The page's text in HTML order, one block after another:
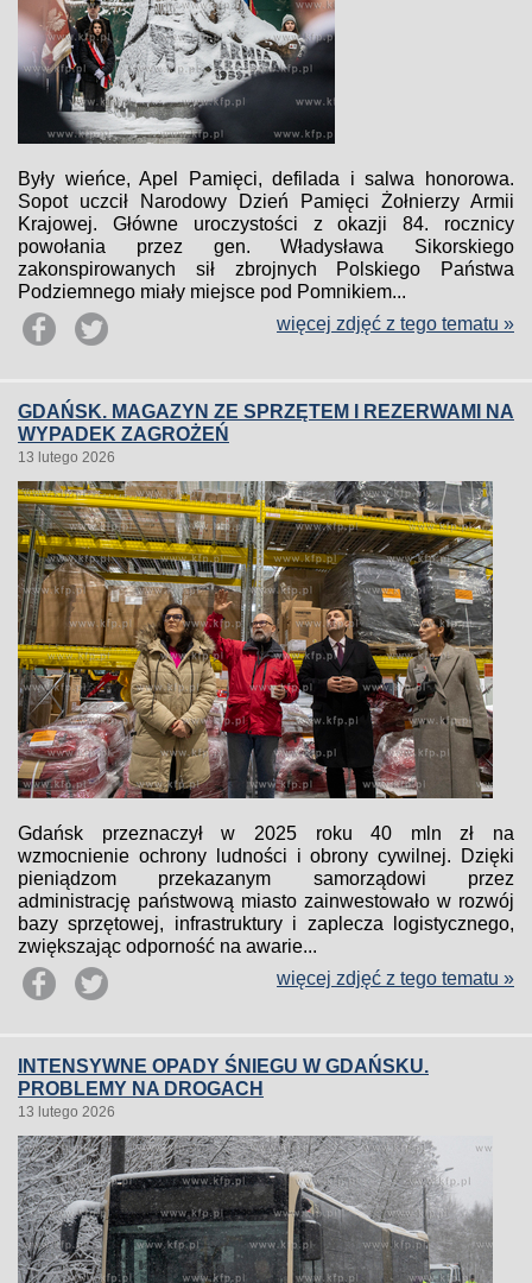
Były wieńce, Apel Pamięci, defilada i salwa honorowa.
Sopot uczcił Narodowy Dzień Pamięci Żołnierzy Armii
Krajowej. Główne uroczystości z okazji 84. rocznicy
powołania przez gen. Władysława Sikorskiego
zakonspirowanych sił zbrojnych Polskiego Państwa
Podziemnego miały miejsce pod Pomnikiem...
więcej zdjęć z tego tematu »
GDAŃSK. MAGAZYN ZE SPRZĘTEM I REZERWAMI NA
WYPADEK ZAGROŻEŃ
13 lutego 2026
Gdańsk przeznaczył w 2025 roku 40 mln zł na
wzmocnienie ochrony ludności i obrony cywilnej. Dzięki
pieniądzom przekazanym samorządowi przez
administrację państwową miasto zainwestowało w rozwój
bazy sprzętowej, infrastruktury i zaplecza logistycznego,
zwiększając odporność na awarie...
więcej zdjęć z tego tematu »
INTENSYWNE OPADY ŚNIEGU W GDAŃSKU.
PROBLEMY NA DROGACH
13 lutego 2026